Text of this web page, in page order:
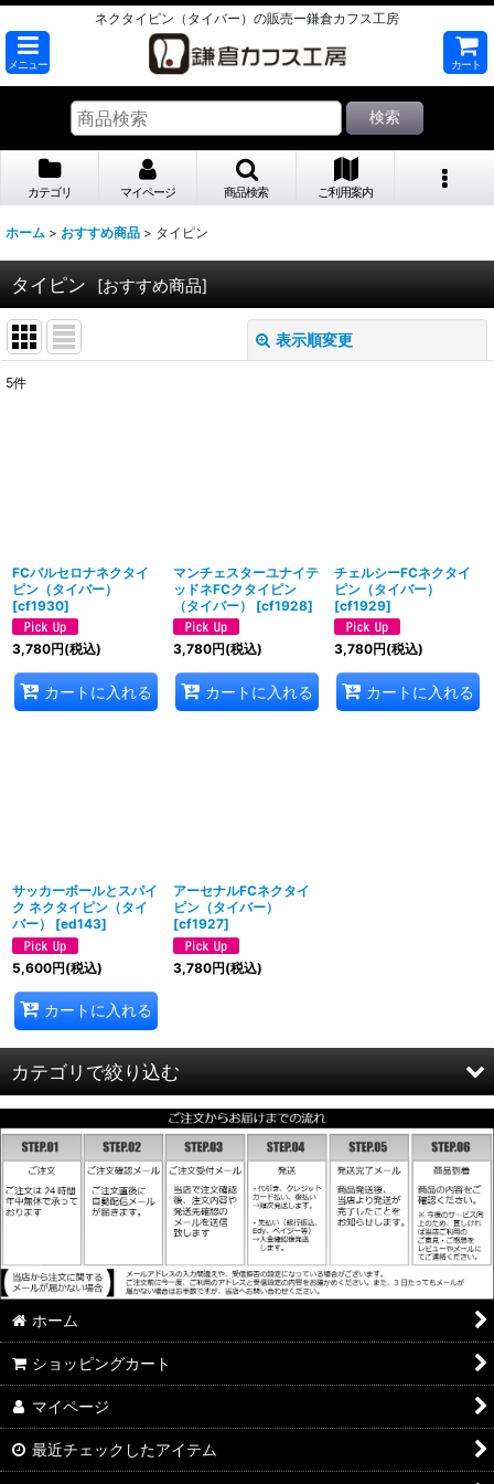
ネクタイピン（タイバー）の販売ー鎌倉カフス工房
メニュー カート
検索
カテゴリ マイページ 商品検索 ご利用案内
ホーム > おすすめ商品 > タイピン
タイピン [おすすめ商品]
表示順変更
サブカテゴリ
絞り込む
5件
FCバルセロナネクタイ
ピン（タイバー）
[cf1930]
3,780円(税込)
カートに入れる
マンチェスターユナイテ
ッドネFCクタイピン
（タイバー）
[cf1928]
3,780円(税込)
カートに入れる
チェルシーFCネクタイ
ピン（タイバー）
[cf1929]
3,780円(税込)
カートに入れる
サッカーボールとスパイ
ク ネクタイピン（タイ
バー）
[ed143]
5,600円(税込)
カートに入れる
アーセナルFCネクタイ
ピン（タイバー）
[cf1927]
3,780円(税込)
カテゴリで絞り込む
タイピン (全商品)
ユニーク
誕生石
LEGO
ディズニー（Disney）
スワンク(SWANK）
ホーム
ショッピングカート
マイページ
最近チェックしたアイテム